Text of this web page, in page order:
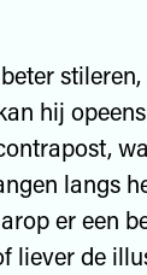
hij
langs
er een
liever de